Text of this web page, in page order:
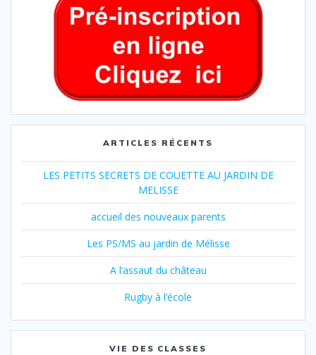
ARTICLES RÉCENTS
LES PETITS SECRETS DE COUETTE AU JARDIN DE
MELISSE
accueil des nouveaux parents
Les PS/MS au jardin de Mélisse
A l’assaut du château
Rugby à l’école
VIE DES CLASSES